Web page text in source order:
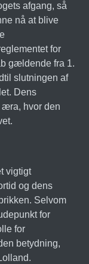
afgang, så
nå at blive
for
gældende fra 1.
slutningen af
Dens
æra, hvor den
vigtigt
og dens
Selvom
for
for
betydning,